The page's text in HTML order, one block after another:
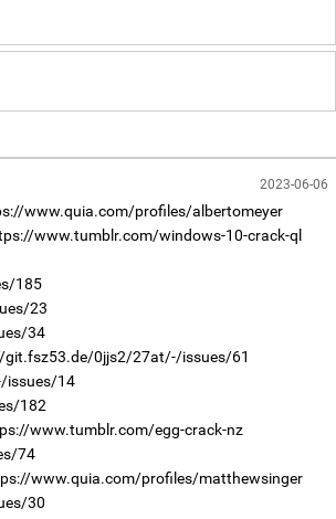
2023-06-06
www.quia.com/profiles/albertomeyer
www.tumblr.com/windows-10-crack-ql
185
23
34
git.fsz53.de/0jjs2/27at/-/issues/61
issues/14
182
www.tumblr.com/egg-crack-nz
74
www.quia.com/profiles/matthewsinger
30